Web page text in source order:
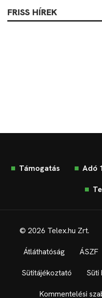
FRISS HÍREK
Támogatás Adó
© 2026 Telex.hu Zrt.
Átláthatóság ÁSZF
Sütitájékoztató Süti
Kommentelési